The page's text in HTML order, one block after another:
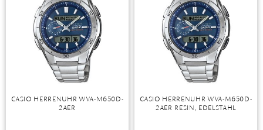
CASIO HERRENUHR WVA-M650D-
2AER
CASIO HERRENUHR WVA-M650D-
2AER RESIN, EDELSTAHL